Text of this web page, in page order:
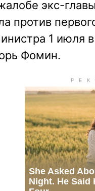
экс-
против
1 июля
Фомин.